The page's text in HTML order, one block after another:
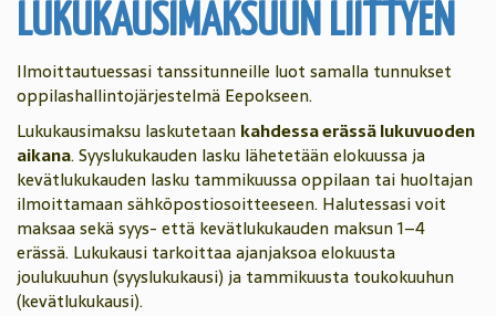
LUKUKAUSIMAKSUUN LIITTYEN
Ilmoittautuessasi tanssitunneille luot samalla tunnukset
oppilashallintojärjestelmä Eepokseen.
Lukukausimaksu laskutetaan kahdessa erässä lukuvuoden
aikana. Syyslukukauden lasku lähetetään elokuussa ja
kevätlukukauden lasku tammikuussa oppilaan tai huoltajan
ilmoittamaan sähköpostiosoitteeseen. Halutessasi voit
maksaa sekä syys- että kevätlukukauden maksun 1–4
erässä. Lukukausi tarkoittaa ajanjaksoa elokuusta
joulukuuhun (syyslukukausi) ja tammikuusta toukokuuhun
(kevätlukukausi).